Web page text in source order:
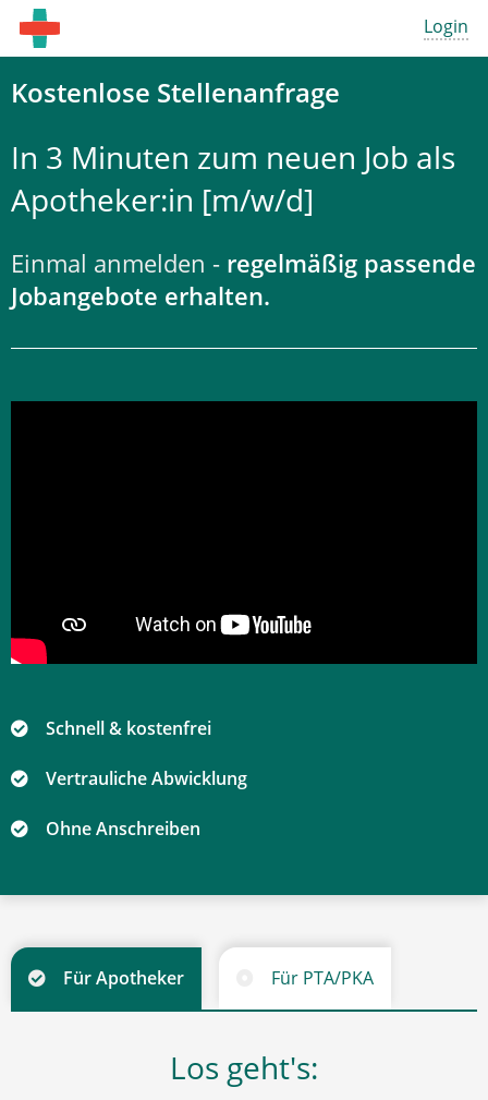
Login
Kostenlose Stellenanfrage
In 3 Minuten zum neuen Job als
Apotheker:in [m/w/d]
Einmal anmelden - regelmäßig passende
Jobangebote erhalten.
Schnell & kostenfrei
Vertrauliche Abwicklung
Ohne Anschreiben
Für Apotheker Für PTA/PKA
Los geht's: